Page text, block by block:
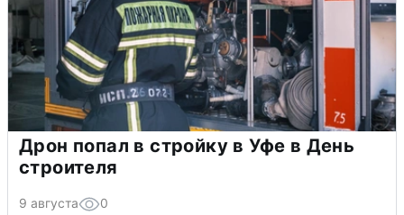
Дрон попал в стройку в Уфе в День
строителя
9 августа 0